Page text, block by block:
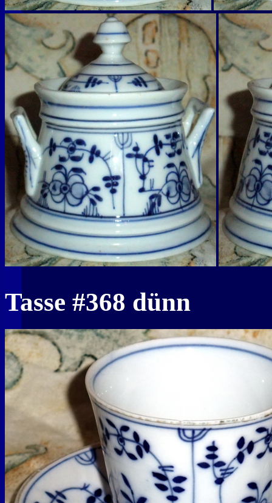
Tasse #368 dünn